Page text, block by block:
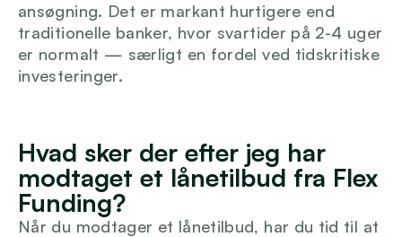
ansøgning. Det er markant hurtigere end
traditionelle banker, hvor svartider på 2-4 uger
er normalt — særligt en fordel ved tidskritiske
investeringer.
Hvad sker der efter jeg har
modtaget et lånetilbud fra Flex
Funding?
Når du modtager et lånetilbud, har du tid til at